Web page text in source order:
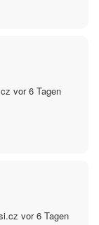
vor 6 Tagen
vor 6 Tagen